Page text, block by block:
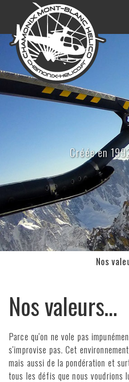
Créée en
Nos
Nos valeurs...
Parce qu'on ne vole pas
s'improvise pas. Cet
mais aussi de la pondération et
tous les défis que nous voudrions